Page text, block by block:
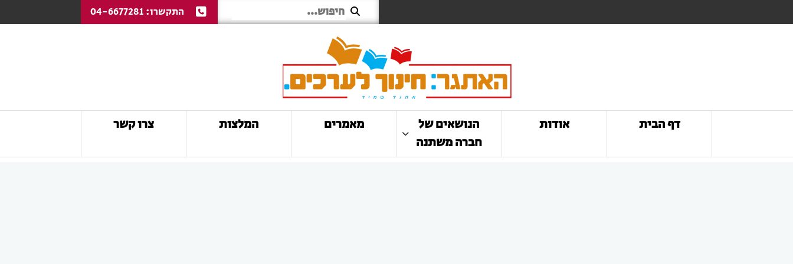
התקשרו: 04-6677281
דף הבית אודות
הנושאים של
חברה משתנה
מאמרים המלצות צרו קשר